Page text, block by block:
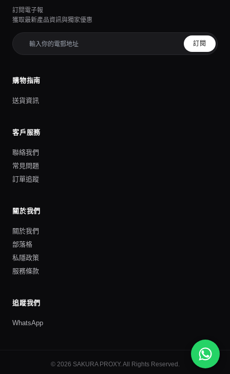
訂閱電子報
獲取最新產品資訊與獨家優惠
訂閱
購物指南
送貨資訊
客戶服務
聯絡我們
常見問題
訂單追蹤
關於我們
關於我們
部落格
私隱政策
服務條款
追蹤我們
WhatsApp
© 2026 SAKURA PROXY. All Rights Reserved.